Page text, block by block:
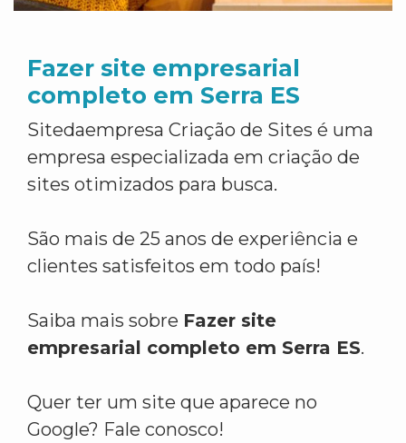
Fazer site empresarial
completo em Serra ES
Sitedaempresa Criação de Sites é uma
empresa especializada em criação de
sites otimizados para busca.
São mais de 25 anos de experiência e
clientes satisfeitos em todo país!
Saiba mais sobre Fazer site
empresarial completo em Serra ES.
Quer ter um site que aparece no
Google? Fale conosco!